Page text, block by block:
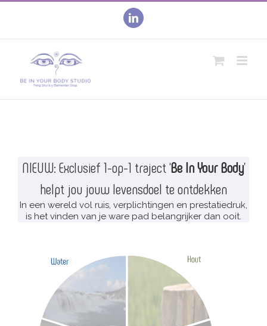
Skip
linkedin
NIEUW: Exclusief 1-op-1 traject ‘Be In Your Body’
helpt jou jouw levensdoel te ontdekken
In een wereld vol ruis, verplichtingen en prestatiedruk,
is het vinden van je ware pad belangrijker dan ooit.